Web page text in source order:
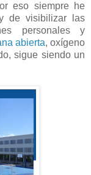
eso siempre he
de visibilizar las
personales y
abierta, oxígeno
sigue siendo un